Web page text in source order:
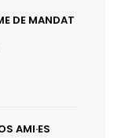
DE MANDAT
AMI·ES